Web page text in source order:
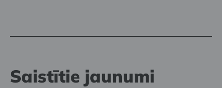
Saistītie jaunumi